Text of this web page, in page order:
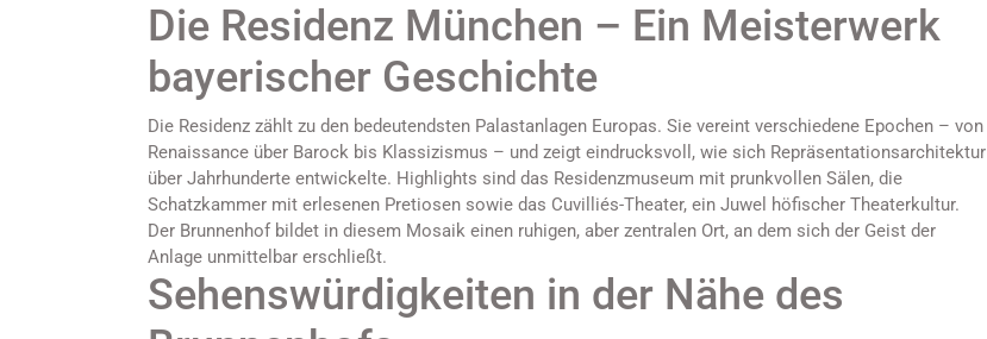
Die Residenz München – Ein Meisterwerk
bayerischer Geschichte
Die Residenz zählt zu den bedeutendsten Palastanlagen Europas. Sie vereint verschiedene Epochen – von
Renaissance über Barock bis Klassizismus – und zeigt eindrucksvoll, wie sich Repräsentationsarchitektur
über Jahrhunderte entwickelte. Highlights sind das Residenzmuseum mit prunkvollen Sälen, die
Schatzkammer mit erlesenen Pretiosen sowie das Cuvilliés-Theater, ein Juwel höfischer Theaterkultur.
Der Brunnenhof bildet in diesem Mosaik einen ruhigen, aber zentralen Ort, an dem sich der Geist der
Anlage unmittelbar erschließt.
Sehenswürdigkeiten in der Nähe des